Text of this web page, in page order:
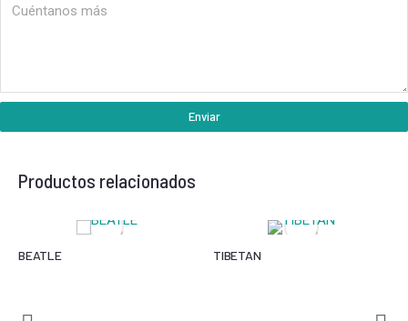
Enviar
Productos relacionados
BEATLE TIBETAN